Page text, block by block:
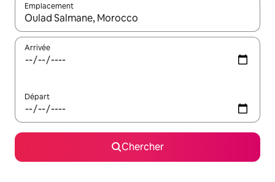
Emplacement
Quand les résultats sont affichés, parcourez-les en utilisant
Arrivée
Départ
Chercher